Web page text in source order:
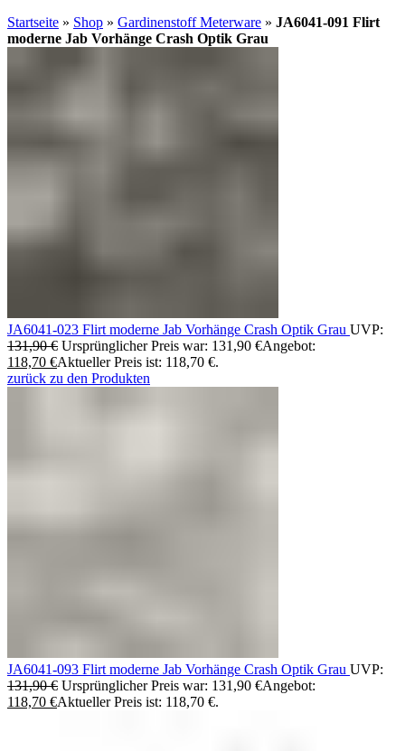
Startseite » Shop » Gardinenstoff Meterware » JA6041-091 Flirt
moderne Jab Vorhänge Crash Optik Grau
JA6041-023 Flirt moderne Jab Vorhänge Crash Optik Grau UVP:
131,90€ Ursprünglicher Preis war: 131,90 €Angebot:
118,70 €Aktueller Preis ist: 118,70 €.
zurück zu den Produkten
JA6041-093 Flirt moderne Jab Vorhänge Crash Optik Grau UVP:
131,90€ Ursprünglicher Preis war: 131,90 €Angebot:
118,70 €Aktueller Preis ist: 118,70 €.